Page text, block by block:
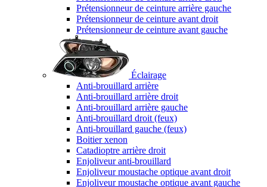
Prétensionneur de ceinture arrière gauche
Prétensionneur de ceinture avant droit
Prétensionneur de ceinture avant gauche
Éclairage
Anti-brouillard arrière
Anti-brouillard arrière droit
Anti-brouillard arrière gauche
Anti-brouillard droit (feux)
Anti-brouillard gauche (feux)
Boitier xenon
Catadioptre arrière droit
Enjoliveur anti-brouillard
Enjoliveur moustache optique avant droit
Enjoliveur moustache optique avant gauche